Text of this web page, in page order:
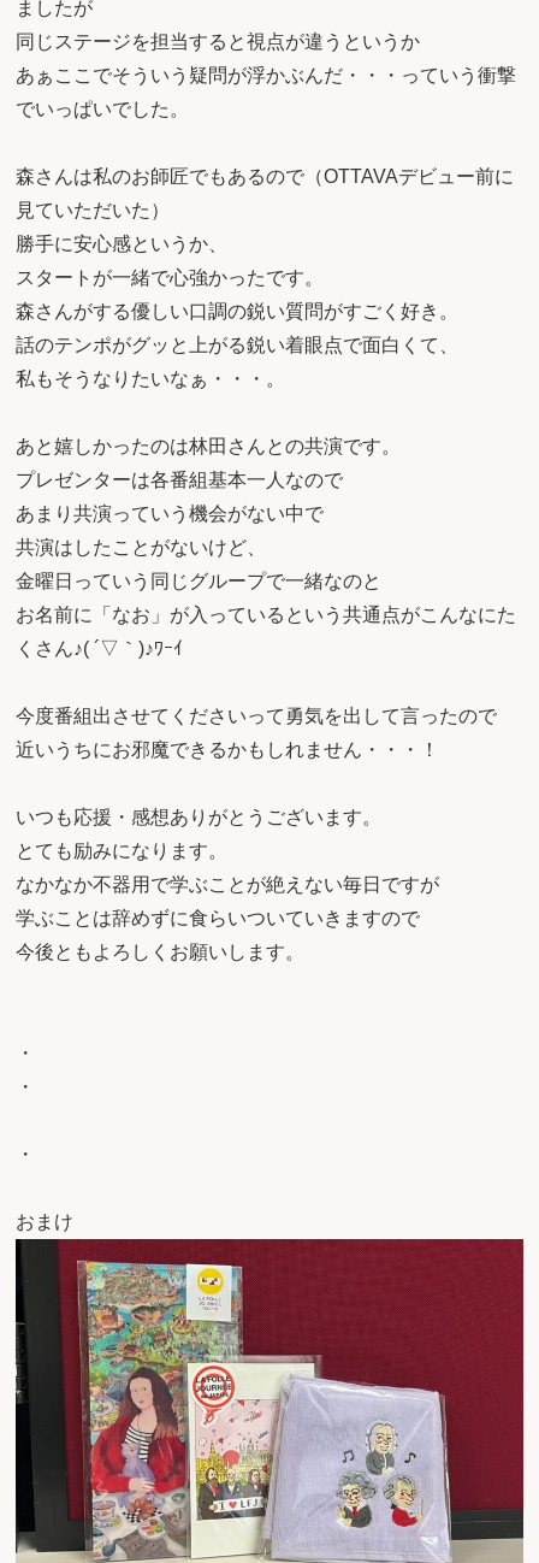
ましたが
同じステージを担当すると視点が違うというか
あぁここでそういう疑問が浮かぶんだ・・・っていう衝撃
でいっぱいでした。
森さんは私のお師匠でもあるので（OTTAVAデビュー前に
見ていただいた）
勝手に安心感というか、
スタートが一緒で心強かったです。
森さんがする優しい口調の鋭い質問がすごく好き。
話のテンポがグッと上がる鋭い着眼点で面白くて、
私もそうなりたいなぁ・・・。
あと嬉しかったのは林田さんとの共演です。
プレゼンターは各番組基本一人なので
あまり共演っていう機会がない中で
共演はしたことがないけど、
金曜日っていう同じグループで一緒なのと
お名前に「なお」が入っているという共通点がこんなにた
くさん♪( ´▽｀)♪ﾜｰｲ
今度番組出させてくださいって勇気を出して言ったので
近いうちにお邪魔できるかもしれません・・・！
いつも応援・感想ありがとうございます。
とても励みになります。
なかなか不器用で学ぶことが絶えない毎日ですが
学ぶことは辞めずに食らいついていきますので
今後ともよろしくお願いします。
・
・
・
おまけ